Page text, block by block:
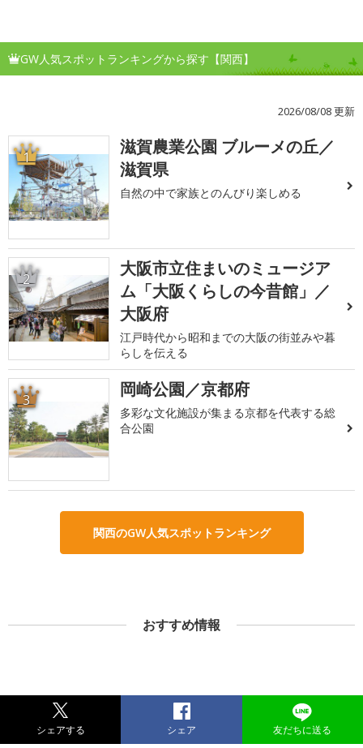
GW人気スポットランキングから探す【関西】
2026/08/08 更新
1
滋賀農業公園 ブルーメの丘／
滋賀県
自然の中で家族とのんびり楽しめる
2
大阪市立住まいのミュージア
ム「大阪くらしの今昔館」／
大阪府
江戸時代から昭和までの大阪の街並みや暮
らしを伝える
3 岡崎公園／京都府
多彩な文化施設が集まる京都を代表する総
合公園
関西のGW人気スポットランキング
おすすめ情報
シェアする シェア 友だちに送る